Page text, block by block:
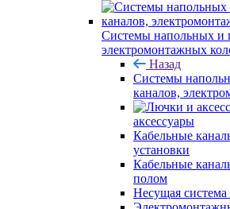
Системы напольных и
электромонтажных
Назад
Системы
каналов,
аксессуары
Кабельные
установки
Кабельные
полом
Несущая